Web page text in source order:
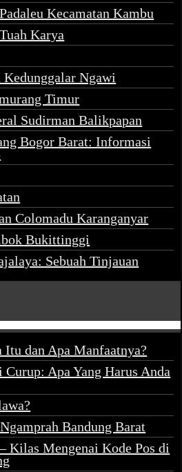
Kecamatan Kambu
Karya
Kedunggalar Ngawi
Timur
Sudirman Balikpapan
Bogor Barat: Informasi
Colomadu Karanganyar
Bukittinggi
Sebuah Tinjauan
Itu dan Apa Manfaatnya?
Apa Yang Harus Anda
Bandung Barat
Kilas Mengenai Kode Pos di